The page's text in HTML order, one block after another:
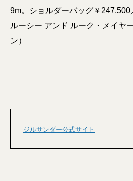
9m。ショルダーバッグ￥247,500
ルーシー アンド ルーク・メイヤ
ン）
ジルサンダー公式サイト